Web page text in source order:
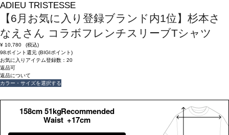
ADIEU TRISTESSE
【6月お気に入り登録ブランド内1位】杉本さ
なえさん コラボフレンチスリーブTシャツ
¥ 10,780
(税込)
98ポイント還元 (BIGIポイント)
お気に入りアイテム登録数： 20
返品可
返品について
カラー・サイズを選択する
158cm 51kgRecommended
Waist +17cm